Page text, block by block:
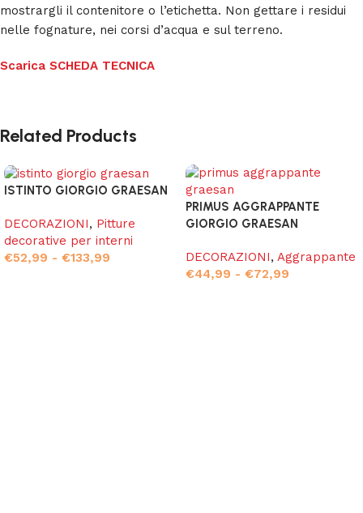
mostrargli il contenitore o l’etichetta. Non gettare i residui
nelle fognature, nei corsi d’acqua e sul terreno.
Scarica SCHEDA TECNICA
Related Products
ISTINTO GIORGIO GRAESAN
DECORAZIONI, Pitture
decorative per interni
€52,99 - €133,99
PRIMUS AGGRAPPANTE
GIORGIO GRAESAN
DECORAZIONI, Aggrappante
€44,99 - €72,99